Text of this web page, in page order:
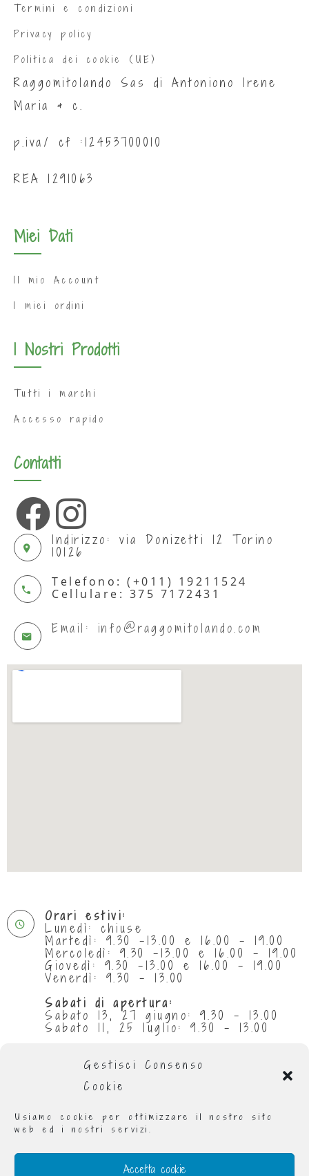
Gestisci Consenso
Cookie
Usiamo cookie per ottimizzare il nostro sito
web ed i nostri servizi.
Accetta cookie
Termini e condizioni
Privacy policy
Politica dei cookie (UE)
Raggomitolando Sas di Antoniono Irene
Maria & c.
p.iva/ cf :12453700010
REA 1291063
Miei Dati
Il mio Account
I miei ordini
I Nostri Prodotti
Tutti i marchi
Accesso rapido
Contatti
Indirizzo: via Donizetti 12 Torino
10126
Telefono: (+011) 19211524
Cellulare: 375 7172431
Email: info@raggomitolando.com
Orari estivi:
Lunedì: chiuse
Martedì: 9.30 -13.00 e 16.00 - 19.00
Mercoledì: 9.30 -13.00 e 16.00 - 19.00
Giovedì: 9.30 -13.00 e 16.00 - 19.00
Venerdì: 9.30 - 13.00
Sabati di apertura:
Sabato 13, 27 giugno: 9.30 - 13.00
Sabato 11, 25 luglio: 9.30 - 13.00
da 29 giugno al 5 luglio compresi
da 1 al 31 agosto compresi
Lunedì: 9.00 - 13.00 e 16.00 - 19.00
Martedì: 9.00 - 13.00 e 16.00 - 19.00
Giovedì: 9.00 - 13.00 e 16.00 - 19.00
Venerdì: 9.00 - 13.00 e 16.00 - 19.00